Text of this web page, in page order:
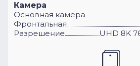
Камера
Основная камера
Фронтальная
Разрешение
UHD 8K